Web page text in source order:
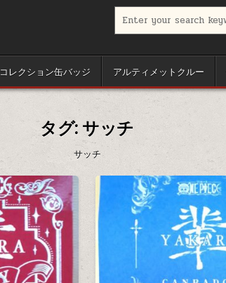
コレクション缶バッジ アルティメットクルー
タグ: サッチ
サッチ